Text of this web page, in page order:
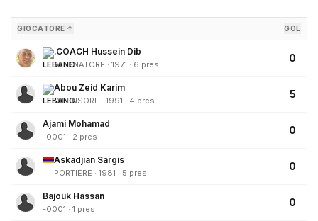
GIOCATORE ↑ GOL
.COACH Hussein Dib
ALLENATORE · 1971 · 6 pres
0
Abou Zeid Karim
DIFENSORE · 1991 · 4 pres
5
Ajami Mohamad
-0001 · 2 pres
0
Askadjian Sargis
PORTIERE · 1981 · 5 pres
0
Bajouk Hassan
-0001 · 1 pres
0